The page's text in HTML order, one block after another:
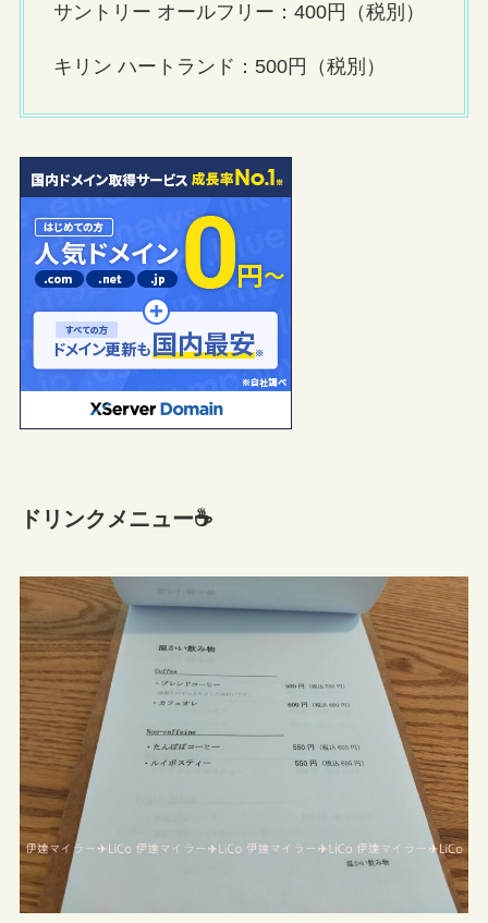
サントリー オールフリー：400円（税別）
キリン ハートランド：500円（税別）
ドリンクメニュー☕